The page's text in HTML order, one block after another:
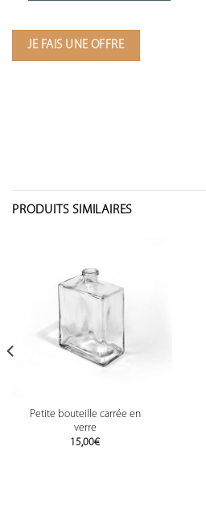
JE FAIS UNE OFFRE
PRODUITS SIMILAIRES
Petite bouteille carrée en
verre
15,00€